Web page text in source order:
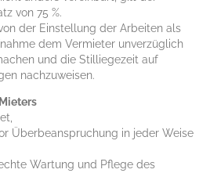
von 75 %.
der Einstellung der Arbeiten als
dem Vermieter unverzüglich
und die Stilliegezeit auf
nachzuweisen.
Überbeanspruchung in jeder Weise
Wartung und Pflege des